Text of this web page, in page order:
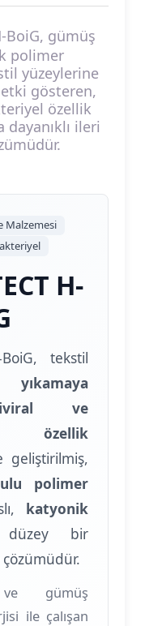
BoiG, gümüş
polimer
yüzeylerine
etki gösteren,
özellik
dayanıklı ileri
Malzemesi
H-
tekstil
yıkamaya
ve
özellik
geliştirilmiş,
polimer
katyonik
bir
gümüş
ile çalışan